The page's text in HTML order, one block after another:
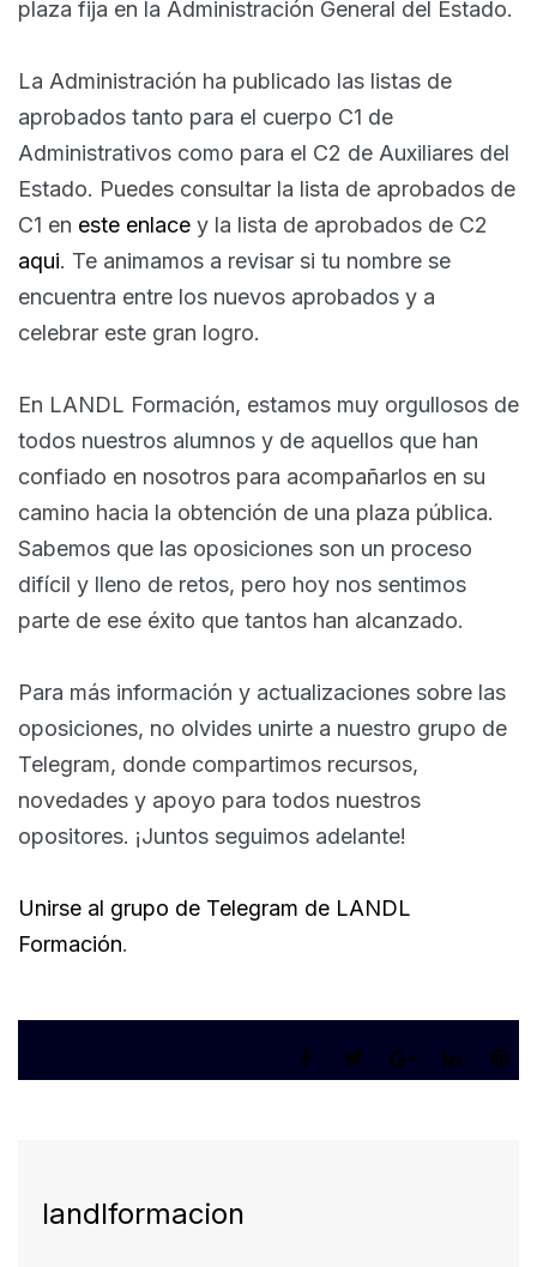
plaza fija en la Administración General del Estado.
La Administración ha publicado las listas de
aprobados tanto para el cuerpo C1 de
Administrativos como para el C2 de Auxiliares del
Estado. Puedes consultar la lista de aprobados de
C1 en este enlace y la lista de aprobados de C2
aqui. Te animamos a revisar si tu nombre se
encuentra entre los nuevos aprobados y a
celebrar este gran logro.
En LANDL Formación, estamos muy orgullosos de
todos nuestros alumnos y de aquellos que han
confiado en nosotros para acompañarlos en su
camino hacia la obtención de una plaza pública.
Sabemos que las oposiciones son un proceso
difícil y lleno de retos, pero hoy nos sentimos
parte de ese éxito que tantos han alcanzado.
Para más información y actualizaciones sobre las
oposiciones, no olvides unirte a nuestro grupo de
Telegram, donde compartimos recursos,
novedades y apoyo para todos nuestros
opositores. ¡Juntos seguimos adelante!
Unirse al grupo de Telegram de LANDL
Formación.
landlformacion